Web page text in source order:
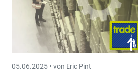
- Peppol") können die Ausdruckziele
definiert werden, die beim Kunden
hinterlegt werden, wenn die Peppol-
ID durch das System automatisch
ermittelt wurde.
05.06.2025 • von Eric Pint